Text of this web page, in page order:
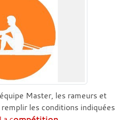
Master, les rameurs et
les conditions indiquées